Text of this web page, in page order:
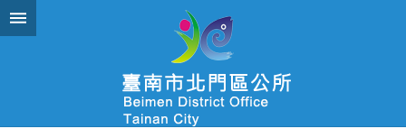
跳到主要內容區塊